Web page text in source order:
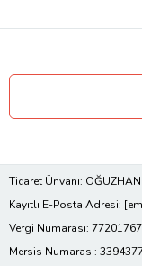
Ticaret Ünvanı:
Kayıtlı E-Posta Adresi:
Vergi Numarası:
Mersis Numarası: